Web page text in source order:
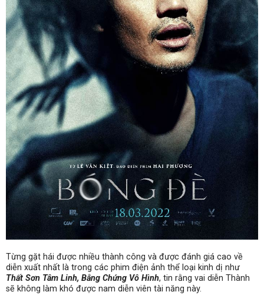
Từng gặt hái được nhiều thành công và được đánh giá cao về
diễn xuất nhất là trong các phim điện ảnh thể loại kinh dị như
Thất Sơn Tâm Linh, Bằng Chứng Vô Hình, tin rằng vai diễn Thành
sẽ không làm khó được nam diễn viên tài năng này.